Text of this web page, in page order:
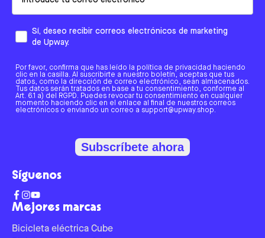
Mejores marcas
Bicicleta eléctrica Cube
Sí, deseo recibir correos electrónicos de marketing
de Upway.
Por favor, confirma que has leído la política de privacidad haciendo
clic en la casilla. Al suscribirte a nuestro boletín, aceptas que tus
datos, como la dirección de correo electrónico, sean almacenados.
Tus datos serán tratados en base a tu consentimiento, conforme al
Art. 6.1 a) del RGPD. Puedes revocar tu consentimiento en cualquier
momento haciendo clic en el enlace al final de nuestros correos
electrónicos o enviando un correo a support@upway.shop.
Subscríbete ahora
Síguenos